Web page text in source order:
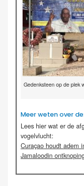
Gedenksteen op de plek
Meer weten over
Lees hier wat er de
vogelvlucht:
Curaçao houdt adem
Jamaloodin